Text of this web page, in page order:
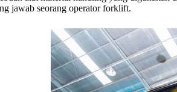
jawab seorang operator forklift.